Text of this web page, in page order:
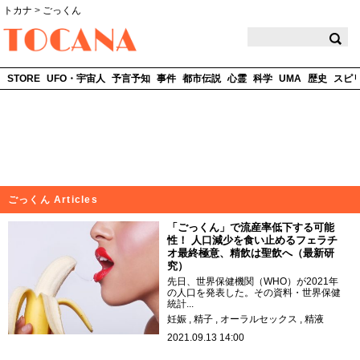
トカナ > ごっくん
STORE UFO・宇宙人 予言予知 事件 都市伝説 心霊 科学 UMA 歴史 スピ
ごっくん Articles
「ごっくん」で流産率低下する可能
性！ 人口減少を食い止めるフェラチ
オ最終極意、精飲は聖飲へ（最新研
究）
先日、世界保健機関（WHO）が2021年
の人口を発表した。その資料・世界保健
統計...
妊娠
精子 オーラルセックス
精液
2021.09.13 14:00